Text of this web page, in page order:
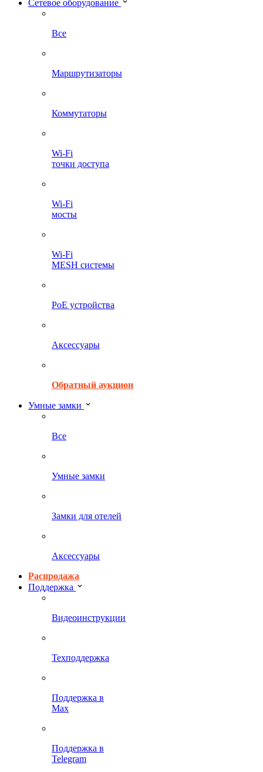
Сетевое оборудование
Все
Маршрутизаторы
Коммутаторы
Wi-Fi
точки доступа
Wi-Fi
мосты
Wi-Fi
MESH системы
PoE устройства
Аксессуары
Обратный аукцион
Умные замки
Все
Умные замки
Замки для отелей
Аксессуары
Распродажа
Поддержка
Видеоинструкции
Техподдержка
Поддержка в
Max
Поддержка в
Telegram